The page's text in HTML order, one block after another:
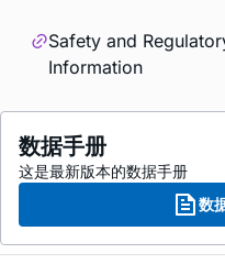
Safety and
Information
数据手册
这是最新版本的数据手册
数